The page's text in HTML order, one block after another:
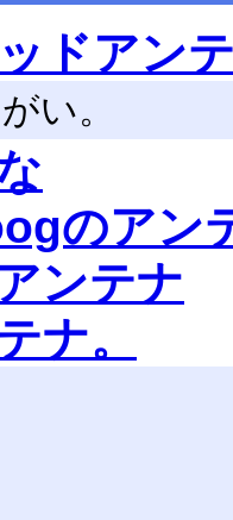
ドアン
い。
のアン
ンテナ
ナ。